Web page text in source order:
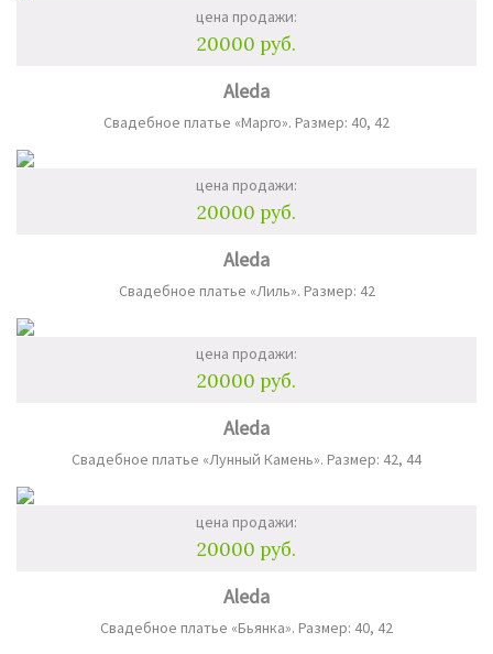
цена продажи:
20000 руб.
Aleda
Свадебное платье «Марго». Размер: 40, 42
цена продажи:
20000 руб.
Aleda
Свадебное платье «Лиль». Размер: 42
цена продажи:
20000 руб.
Aleda
Свадебное платье «Лунный Камень». Размер: 42, 44
цена продажи:
20000 руб.
Aleda
Свадебное платье «Бьянка». Размер: 40, 42